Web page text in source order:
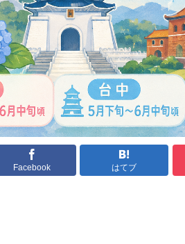
Facebook はてブ